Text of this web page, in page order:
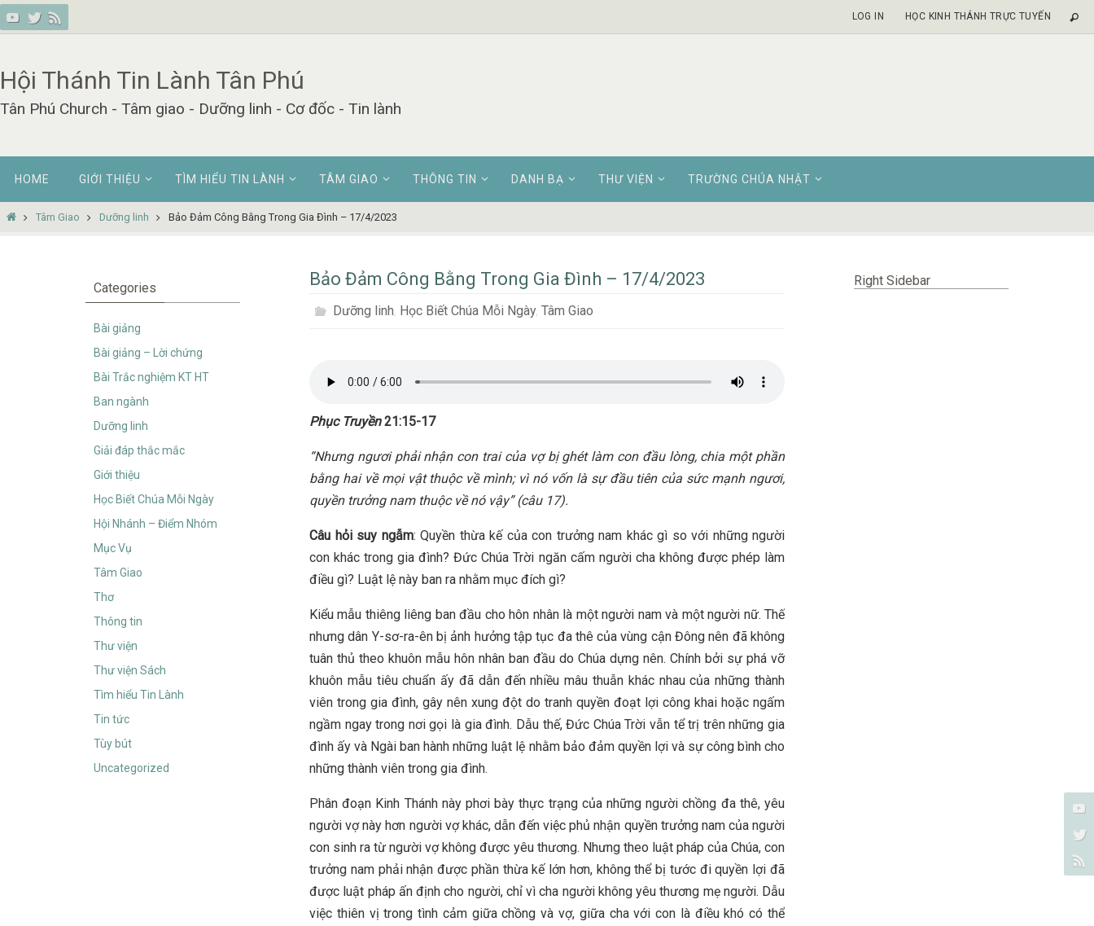
Skip
to
LOG IN HỌC KINH THÁNH TRỰC TUYẾN
Hội Thánh Tin Lành Tân Phú
Tân Phú Church - Tâm giao - Dưỡng linh - Cơ đốc - Tin lành
content
HOME GIỚI THIỆU TÌM HIỂU TIN LÀNH TÂM GIAO THÔNG TIN DANH BẠ THƯ VIỆN TRƯỜNG CHÚA NHẬT
HomeTâm Giao Dưỡng linh Bảo Đảm Công Bằng Trong Gia Đình – 17/4/2023
Bảo Đảm Công Bằng Trong Gia Đình – 17/4/2023
Dưỡng linh, Học Biết Chúa Mỗi Ngày, Tâm Giao
Phục Truyền21:15-17
“Nhưng ngươi phải nhận con trai của vợ bị ghét làm con đầu lòng, chia một phần
bằng hai về mọi vật thuộc về mình; vì nó vốn là sự đầu tiên của sức mạnh ngươi;
quyền trưởng nam thuộc về nó vậy” (câu 17).
Câu hỏi suy ngẫm: Quyền thừa kế của con trưởng nam khác gì so với những người
con khác trong gia đình? Đức Chúa Trời ngăn cấm người cha không được phép làm
điều gì? Luật lệ này ban ra nhằm mục đích gì?
Kiểu mẫu thiêng liêng ban đầu cho hôn nhân là một người nam và một người nữ. Thế
nhưng dân Y-sơ-ra-ên bị ảnh hưởng tập tục đa thê của vùng cận Đông nên đã không
tuân thủ theo khuôn mẫu hôn nhân ban đầu do Chúa dựng nên. Chính bởi sự phá vỡ
khuôn mẫu tiêu chuẩn ấy đã dẫn đến nhiều mâu thuẫn khác nhau của những thành
viên trong gia đình, gây nên xung đột do tranh quyền đoạt lợi công khai hoặc ngấm
ngầm ngay trong nơi gọi là gia đình. Dẫu thế, Đức Chúa Trời vẫn tể trị trên những gia
đình ấy và Ngài ban hành những luật lệ nhằm bảo đảm quyền lợi và sự công bình cho
những thành viên trong gia đình.
Phân đoạn Kinh Thánh này phơi bày thực trạng của những người chồng đa thê, yêu
người vợ này hơn người vợ khác, dẫn đến việc phủ nhận quyền trưởng nam của người
con sinh ra từ người vợ không được yêu thương. Nhưng theo luật pháp của Chúa, con
trưởng nam phải nhận được phần thừa kế lớn hơn, không thể bị tước đi quyền lợi đã
được luật pháp ấn định cho người, chỉ vì cha người không yêu thương mẹ người. Dẫu
việc thiên vị trong tình cảm giữa chồng và vợ, giữa cha với con là điều khó có thể
Categories
Bài giảng
Bài giảng – Lời chứng
Bài Trắc nghiệm KT HT
Ban ngành
Dưỡng linh
Giải đáp thắc mắc
Giới thiệu
Học Biết Chúa Mỗi Ngày
Hội Nhánh – Điểm Nhóm
Mục Vụ
Tâm Giao
Thơ
Thông tin
Thư viện
Thư viện Sách
Tìm hiểu Tin Lành
Tin tức
Tùy bút
Uncategorized
Right Sidebar